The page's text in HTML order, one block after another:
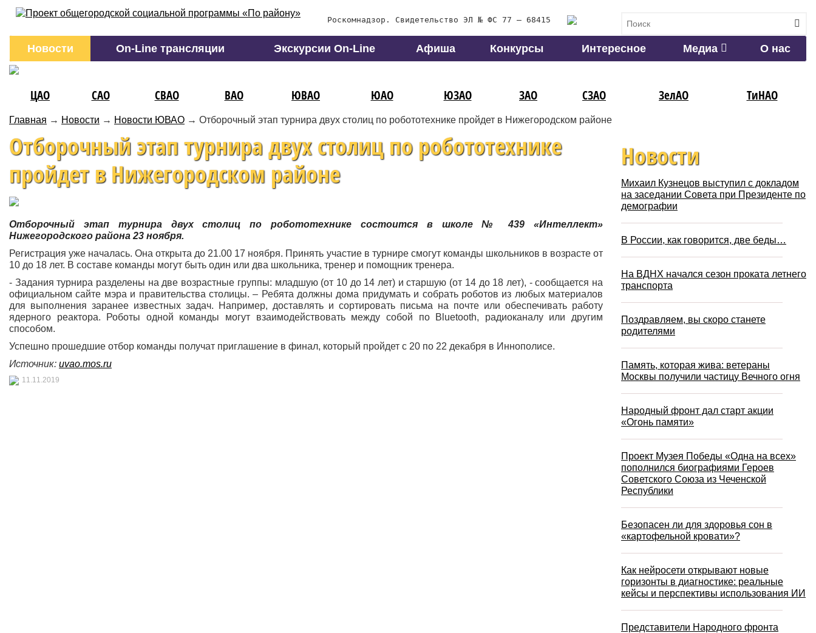
Роскомнадзор. Свидетельство ЭЛ № ФС 77 – 68415
Новости On-Line трансляции Экскурсии On-Line Афиша Конкурсы Интересное Медиа О нас
ЦАО САО СВАО ВАО ЮВАО ЮАО ЮЗАО ЗАО СЗАО ЗелАО ТиНАО
Главная → Новости → Новости ЮВАО → Отборочный этап турнира двух столиц по робототехнике пройдет в Нижегородском районе
Отборочный этап турнира двух столиц по робототехнике
пройдет в Нижегородском районе
Отборочный этап турнира двух столиц по робототехнике состоится в школе № 439 «Интеллект»
Нижегородского района 23 ноября.
Регистрация уже началась. Она открыта до 21.00 17 ноября. Принять участие в турнире смогут команды школьников в возрасте от
10 до 18 лет. В составе команды могут быть один или два школьника, тренер и помощник тренера.
- Задания турнира разделены на две возрастные группы: младшую (от 10 до 14 лет) и старшую (от 14 до 18 лет), - сообщается на
официальном сайте мэра и правительства столицы. – Ребята должны дома придумать и собрать роботов из любых материалов
для выполнения заранее известных задач. Например, доставлять и сортировать письма на почте или обеспечивать работу
ядерного реактора. Роботы одной команды могут взаимодействовать между собой по Bluetooth, радиоканалу или другим
способом.
Успешно прошедшие отбор команды получат приглашение в финал, который пройдет с 20 по 22 декабря в Иннополисе.
Источник: uvao.mos.ru
11.11.2019
Новости
Михаил Кузнецов выступил с докладом
на заседании Совета при Президенте по
демографии
В России, как говорится, две беды…
На ВДНХ начался сезон проката летнего
транспорта
Поздравляем, вы скоро станете
родителями
Память, которая жива: ветераны
Москвы получили частицу Вечного огня
Народный фронт дал старт акции
«Огонь памяти»
Проект Музея Победы «Одна на всех»
пополнился биографиями Героев
Советского Союза из Чеченской
Республики
Безопасен ли для здоровья сон в
«картофельной кровати»?
Как нейросети открывают новые
горизонты в диагностике: реальные
кейсы и перспективы использования ИИ
Представители Народного фронта